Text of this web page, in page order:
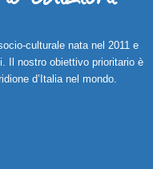
culturale nata nel 2011 e
Il nostro obiettivo prioritario è
d’Italia nel mondo.